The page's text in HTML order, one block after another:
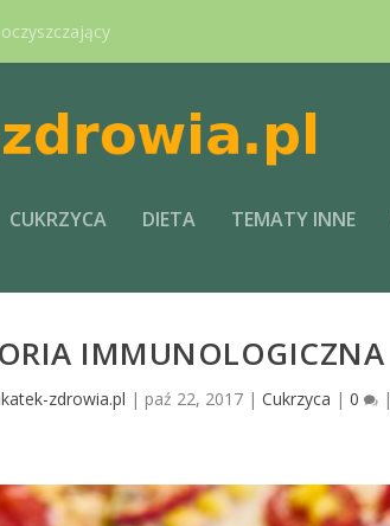
CUKRZYCA DIETA TEMATY INNE
IMMUNOLOGICZNA
zdrowia.pl | paź 22, 2017| Cukrzyca | 0 |